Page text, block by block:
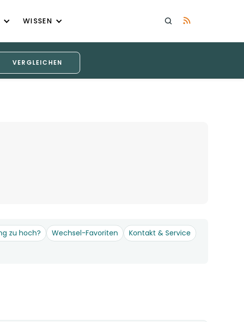
WISSEN
VERGLEICHEN
zu hoch? Wechsel-Favoriten
Kontakt & Service